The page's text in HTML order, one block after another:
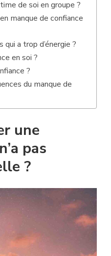
de soi en groupe ?
manque de confiance
a trop d’énergie ?
en soi ?
?
du manque de
une
pas
?